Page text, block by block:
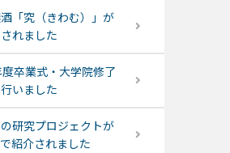
「究（きわむ）」が
れました
卒業式・大学院修了
いました
研究プロジェクトが
紹介されました